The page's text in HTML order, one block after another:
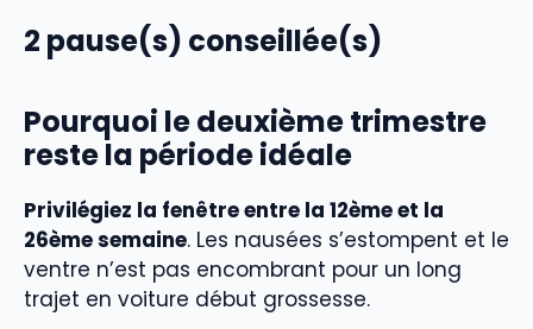
2 pause(s) conseillée(s)
Pourquoi le deuxième trimestre
reste la période idéale
Privilégiez la fenêtre entre la 12ème et la
26ème semaine. Les nausées s’estompent et le
ventre n’est pas encombrant pour un long
trajet en voiture début grossesse.